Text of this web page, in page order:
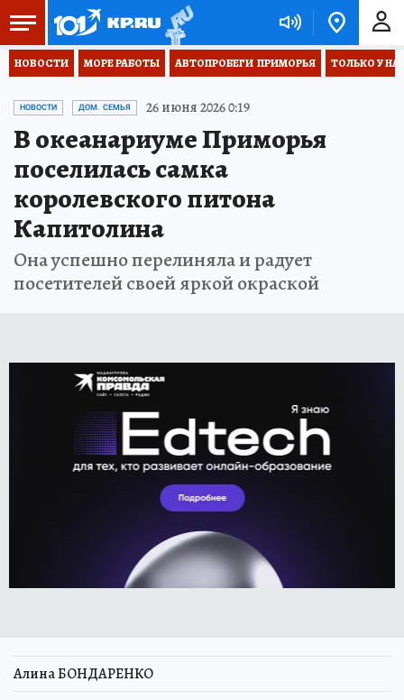
НОВОСТИ МОРЕ РАБОТЫ АВТОПРОБЕГИ  ПРИМОРЬЯ ТОЛЬКО У
НОВОСТИ ДОМ. СЕМЬЯ 26 июня 2026 0:19
В океанариуме Приморья
поселилась самка
королевского питона
Капитолина
Она успешно перелиняла и радует
посетителей своей яркой окраской
Алина БОНДАРЕНКО